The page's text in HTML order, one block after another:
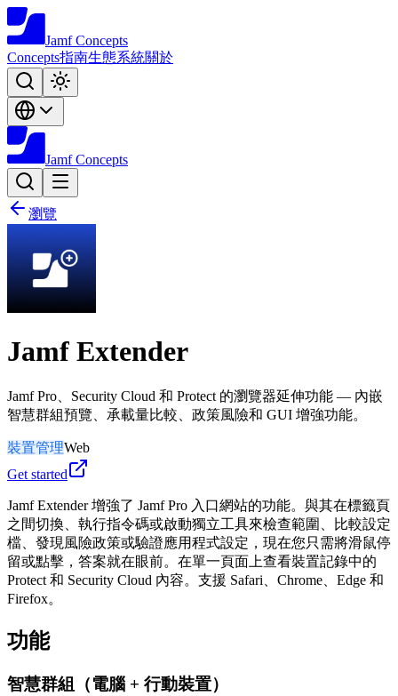
Jamf Concepts
Concepts指南生態系統關於
Jamf Concepts
瀏覽
Jamf Extender
Jamf Pro、Security Cloud 和 Protect 的瀏覽器延伸功能 — 內嵌
智慧群組預覽、承載量比較、政策風險和 GUI 增強功能。
裝置管理Web
Get started
Jamf Extender 增強了 Jamf Pro 入口網站的功能。與其在標籤頁
之間切換、執行指令碼或啟動獨立工具來檢查範圍、比較設定
檔、發現風險政策或驗證應用程式設定，現在您只需將滑鼠停
留或點擊，答案就在眼前。在單一頁面上查看裝置記錄中的
Protect 和 Security Cloud 內容。支援 Safari、Chrome、Edge 和
Firefox。
功能
智慧群組（電腦 + 行動裝置）